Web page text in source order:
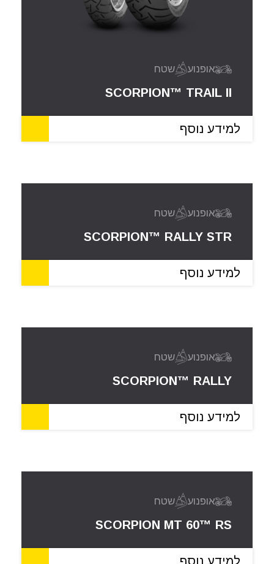
אופנוע שטח
SCORPION™ TRAIL II
למידע נוסף
אופנוע שטח
SCORPION™ RALLY STR
למידע נוסף
אופנוע שטח
SCORPION™ RALLY
למידע נוסף
אופנוע שטח
SCORPION MT 60™ RS
למידע נוסף